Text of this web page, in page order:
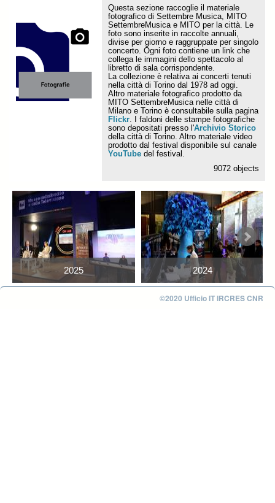
Questa sezione raccoglie il materiale
fotografico di Settembre Musica, MITO
SettembreMusica e MITO per la città. Le
foto sono inserite in raccolte annuali,
divise per giorno e raggruppate per singolo
concerto. Ogni foto contiene un link che
collega le immagini dello spettacolo al
libretto di sala corrispondente.
La collezione è relativa ai concerti tenuti
nella città di Torino dal 1978 ad oggi.
Altro materiale fotografico prodotto da
MITO SettembreMusica nelle città di
Milano e Torino è consultabile sulla pagina
Flickr. I faldoni delle stampe fotografiche
sono depositati presso l'Archivio Storico
della città di Torino. Altro materiale video
prodotto dal festival disponibile sul canale
YouTube del festival.
9072 objects
2025 2024
©2020 Ufficio IT IRCRES CNR